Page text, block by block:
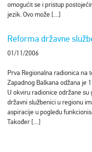
omogućit se i pristup
jezik. Ovo može […]
Reforma državne
01/11/2006
Prva Regionalna radionica na
Zapadnog Balkana odžana je
U okviru radionice održane su
državni službenici u regionu
aspiracije u pogledu
Također […]